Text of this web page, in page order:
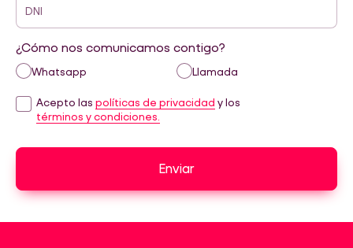
DNI
¿Cómo nos comunicamos contigo?
Whatsapp Llamada
Acepto las políticas de privacidad y los
términos y condiciones.
Enviar